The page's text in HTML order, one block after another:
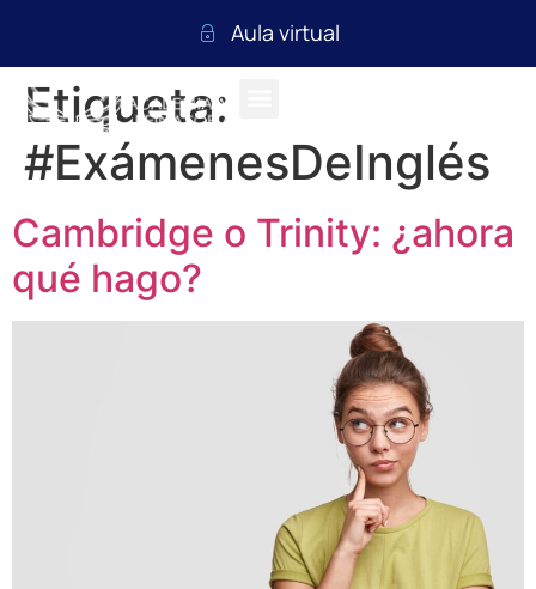
Aula virtual
Etiqueta:
#ExámenesDeInglés
Cambridge o Trinity: ¿ahora
qué hago?